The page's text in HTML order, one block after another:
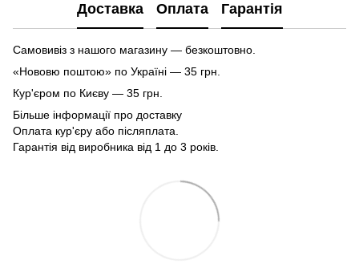
Доставка Оплата Гарантія
Самовивіз з нашого магазину — безкоштовно.
«Нововю поштою» по Україні — 35 грн.
Кур'єром по Києву — 35 грн.
Більше інформації про доставку
Оплата кур'єру або післяплата.
Гарантія від виробника від 1 до 3 років.